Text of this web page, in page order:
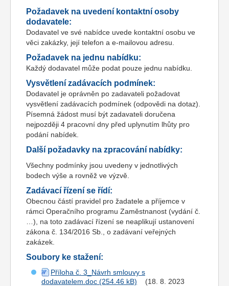
Požadavek na uvedení kontaktní osoby
dodavatele:
Dodavatel ve své nabídce uvede kontaktní osobu ve
věci zakázky, její telefon a e-mailovou adresu.
Požadavek na jednu nabídku:
Každý dodavatel může podat pouze jednu nabídku.
Vysvětlení zadávacích podmínek:
Dodavatel je oprávněn po zadavateli požadovat
vysvětlení zadávacích podmínek (odpovědi na dotaz).
Písemná žádost musí být zadavateli doručena
nejpozději 4 pracovní dny před uplynutím lhůty pro
podání nabídek.
Další požadavky na zpracování nabídky:
Všechny podmínky jsou uvedeny v jednotlivých
bodech výše a rovněž ve výzvě.
Zadávací řízení se řídí:
Obecnou částí pravidel pro žadatele a příjemce v
rámci Operačního programu Zaměstnanost (vydání č.
…), na toto zadávací řízení se neaplikují ustanovení
zákona č. 134/2016 Sb., o zadávaní veřejných
zakázek.
Soubory ke stažení:
Příloha č. 3_Návrh smlouvy s
dodavatelem.doc
(18. 8. 2023